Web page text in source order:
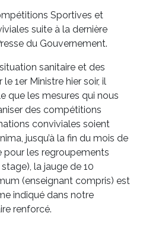
Sportives et
suite à la dernière
du Gouvernement.
sanitaire et des
1er Ministre hier soir, il
que les mesures qui nous
des compétitions
conviviales soient
jusqu’à la fin du mois de
pour les regroupements
la jauge de 10
(enseignant compris) est
indiqué dans notre
renforcé.